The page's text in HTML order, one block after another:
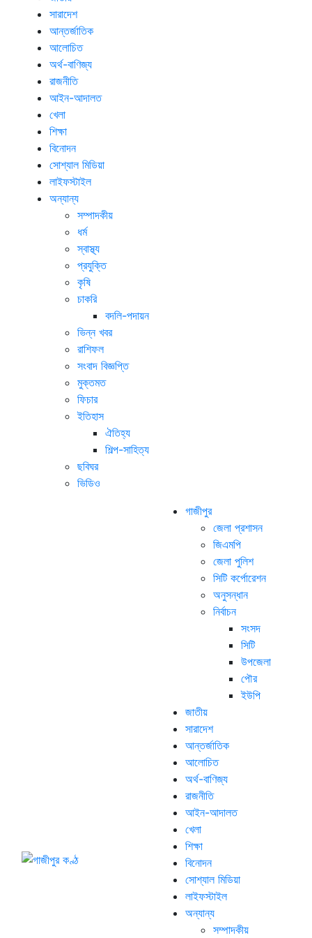
সারাদেশ
আন্তর্জাতিক
আলোচিত
অর্থ-বাণিজ্য
রাজনীতি
আইন-আদালত
খেলা
শিক্ষা
বিনোদন
সোশ্যাল মিডিয়া
লাইফস্টাইল
অন্যান্য
সম্পাদকীয়
ধর্ম
স্বাস্থ্য
প্রযুক্তি
কৃষি
চাকরি
বদলি-পদায়ন
ভিন্ন খবর
রাশিফল
সংবাদ বিজ্ঞপ্তি
মুক্তমত
ফিচার
ইতিহাস
ঐতিহ্য
শিল্প-সাহিত্য
ছবিঘর
ভিডিও
গাজীপুর
জেলা প্রশাসন
জিএমপি
জেলা পুলিশ
সিটি কর্পোরেশন
অনুসন্ধান
নির্বাচন
সংসদ
সিটি
উপজেলা
পৌর
ইউপি
জাতীয়
সারাদেশ
আন্তর্জাতিক
আলোচিত
অর্থ-বাণিজ্য
রাজনীতি
আইন-আদালত
খেলা
শিক্ষা
বিনোদন
সোশ্যাল মিডিয়া
লাইফস্টাইল
অন্যান্য
সম্পাদকীয়